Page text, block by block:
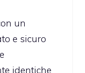
un
e sicuro
identiche